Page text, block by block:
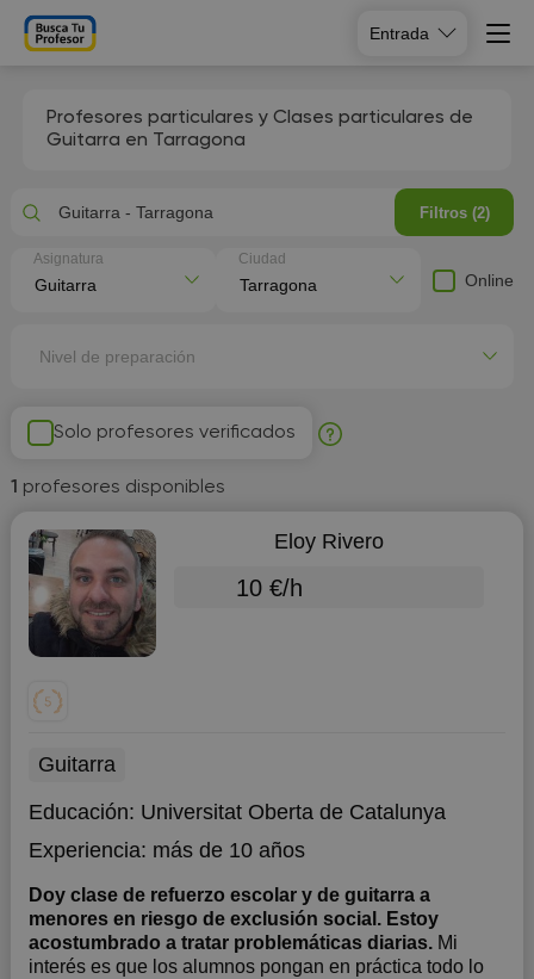
Entrada
Profesores particulares y Clases particulares de
Guitarra en Tarragona
Solo profesores verificados
1 profesores disponibles
Eloy Rivero
10 €/h
Guitarra
Educación: Universitat Oberta de Catalunya
Experiencia: más de 10 años
Doy clase de refuerzo escolar y de guitarra a
menores en riesgo de exclusión social. Estoy
acostumbrado a tratar problemáticas diarias. Mi
interés es que los alumnos pongan en práctica todo lo
Guitarra - Tarragona Filtros (2)
Asignatura Ciudad
Online
Nivel de preparación